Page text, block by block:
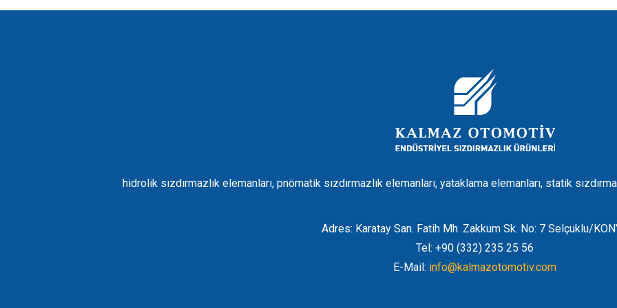
hidrolik sızdırmazlık elemanları, pnömatik sızdırmazlık elemanları, yataklama elemanları, statik
Adres: Karatay San. Fatih Mh. Zakkum Sk. No: 7 Selçuklu/
Tel: +90 (332) 235 25 56
E-Mail: info@kalmazotomotiv.com